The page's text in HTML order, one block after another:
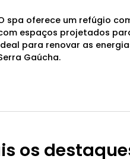
spa oferece um refúgio
espaços projetados
para renovar as
Gaúcha.
os